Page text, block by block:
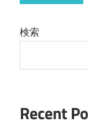
検索
Recent